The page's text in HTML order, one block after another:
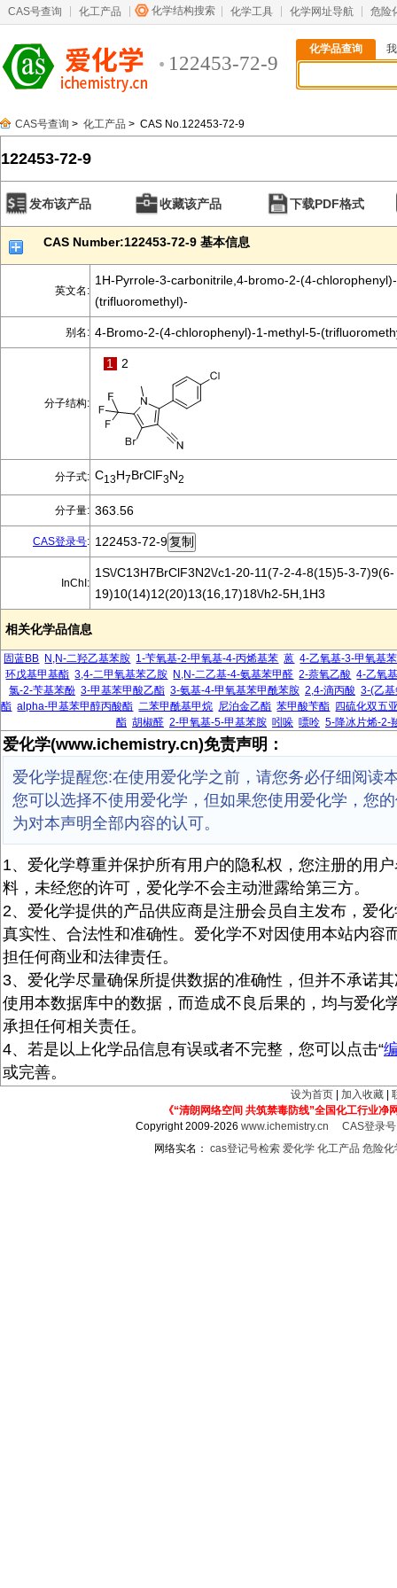
CAS号查询 化工产品 化学结构搜索 化学工具 化学网址导航 危险
122453-72-9
化学品查询
CAS号查询 > 化工产品 > CAS No.122453-72-9
122453-72-9
发布该产品 收藏该产品 下载PDF格式
CAS Number:122453-72-9 基本信息
英文名:
1H-Pyrrole-3-carbonitrile,4-bromo-2-(4-
(trifluoromethyl)-
别名: 4-Bromo-2-(4-chlorophenyl)-1-methyl-5-
分子结构:
1 2
分子式: C13H7BrClF3N2
分子量: 363.56
CAS登录号: 122453-72-9
InChI:
1S\/C13H7BrClF3N2\/c1-20-11(7-2-4-8(15)5-3-7)9(6-
19)10(14)12(20)13(16,17)18\/h2-5H,1H3
相关化学品信息
固蓝BB N,N-二羟乙基苯胺 1-苄氧基-2-甲氧基-4-丙烯基苯 蒽 4-乙氧基-3-甲氧基
环戊基甲基酯 3,4-二甲氧基苯乙胺 N,N-二乙基-4-氨基苯甲醛 2-萘氧乙酸 4-乙氧
氯-2-苄基苯酚 3-甲基苯甲酸乙酯 3-氨基-4-甲氧基苯甲酰苯胺 2,4-滴丙酸 3-(乙
酯 alpha-甲基苯甲醇丙酸酯 二苯甲酰基甲烷 尼泊金乙酯 苯甲酸苄酯 四硫化双五
酯 胡椒醛 2-甲氧基-5-甲基苯胺 吲哚 嘌呤 5-降冰片烯-2-
爱化学(www.ichemistry.cn)免责声明：
爱化学提醒您:在使用爱化学之前，请您务必仔细阅读
您可以选择不使用爱化学，但如果您使用爱化学，您
为对本声明全部内容的认可。
1、爱化学尊重并保护所有用户的隐私权，您注册的用
料，未经您的许可，爱化学不会主动泄露给第三方。
2、爱化学提供的产品供应商是注册会员自主发布，爱
真实性、合法性和准确性。爱化学不对因使用本站内容
担任何商业和法律责任。
3、爱化学尽量确保所提供数据的准确性，但并不承诺
使用本数据库中的数据，而造成不良后果的，均与爱化
承担任何相关责任。
4、若是以上化学品信息有误或者不完整，您可以点击“
或完善。
设为首页 加入收藏
《“清朗网络空间 共筑禁毒防线”全国化工行业净
Copyright 2009-2026www.ichemistry.cn
CAS登录
网络实名： cas登记号检索 爱化学 化工产品 危险化